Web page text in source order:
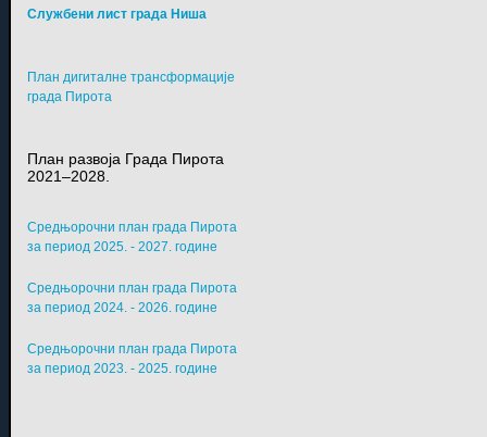
Службени лист града Ниша
План дигиталне трансформације
града Пирота
План развоја Града Пирота
2021–2028.
Средњорочни план града Пирота
за период 2025. - 2027. године
Средњорочни план града Пирота
за период 2024. - 2026. године
Средњорочни план града Пирота
за период 2023. - 2025. године